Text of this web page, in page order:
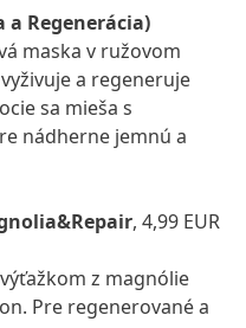
a Regenerácia)
maska v ružovom
a regeneruje
sa mieša s
nádherne jemnú a
, 4,99 EUR
z magnólie
Pre regenerované a